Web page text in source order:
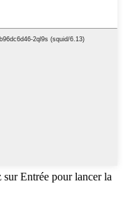
sur Entrée pour lancer la